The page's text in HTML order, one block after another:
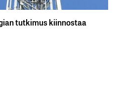
tutkimus kiinnostaa